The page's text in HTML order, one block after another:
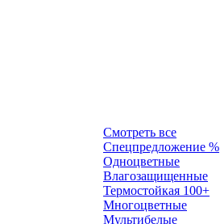
Смотреть все
Спецпредложение %
Одноцветные
Влагозащищенные
Термостойкая 100+
Многоцветные
Мультибелые